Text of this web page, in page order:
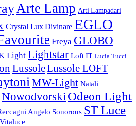
Arte Lamp Arti Lampadari
Crystal Lux Divinare EGLO
Freya GLOBO
Light Lightstar Loft IT Lucia Tucci
LussoleLussole LOFT
MW-Light Natali
Nowodvorski Odeon Light
Angelo Sonorous ST Luce
Vitaluce